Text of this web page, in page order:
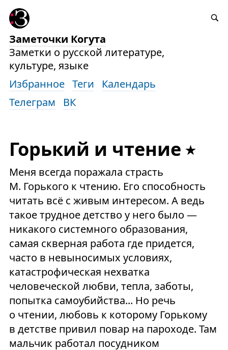
Заметочки Когута
Заметки о русской литературе,
культуре, языке
Избранное Теги
Календарь
Телеграм
ВК
Горький и чтение
Меня всегда поражала страсть
М. Горького к чтению. Его способность
читать всё с живым интересом. А ведь
такое трудное детство у него было —
никакого системного образования,
самая скверная работа где придется,
часто в невыносимых условиях,
катастрофическая нехватка
человеческой любви, тепла, заботы,
попытка самоубийства... Но речь
о чтении, любовь к которому Горькому
в детстве привил повар на пароходе. Там
мальчик работал посудником